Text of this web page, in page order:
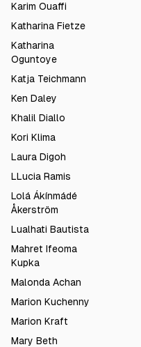
Karim Ouaffi
Katharina Fietze
Katharina
Oguntoye
Katja Teichmann
Ken Daley
Khalil Diallo
Kori Klima
Laura Digoh
LLucia Ramis
Lolá Ákínmádé
Åkerström
Lualhati Bautista
Mahret Ifeoma
Kupka
Malonda Achan
Marion Kuchenny
Marion Kraft
Mary Beth